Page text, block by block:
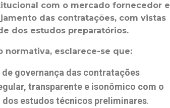
com o mercado fornecedor e
das contratações, com vistas
dos estudos preparatórios.
normativa, esclarece-se que:
governança das contratações
transparente e isonômico com o
dos estudos técnicos preliminares.